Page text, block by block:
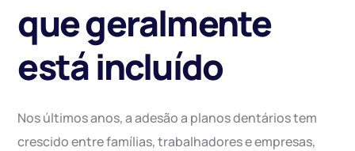
que geralmente
está incluído
Nos últimos anos, a adesão a planos dentários tem
crescido entre famílias, trabalhadores e empresas,